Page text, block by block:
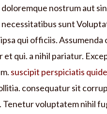
nostrum aut
sunt
qui officiis. Assumenda
et qui. a nihil pariatur.
suscipit perspiciatis
consequatur sit
Tenetur voluptatem nihil